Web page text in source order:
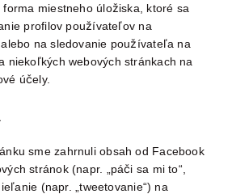
miestneho úložiska, ktoré sa
profilov používateľov na
na sledovanie používateľa na
niekoľkých webových stránkach na
účely.
sme zahrnuli obsah od Facebook
stránok (napr. „páči sa mi to“,
(napr. „tweetovanie“) na